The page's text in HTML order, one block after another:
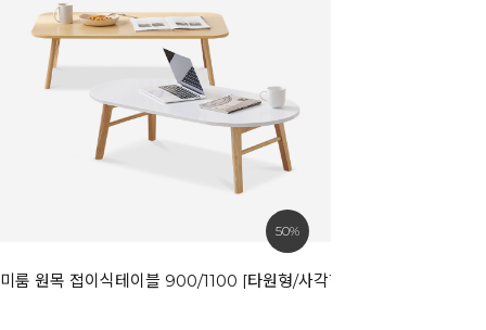
50%
미룸 원목 접이식테이블 900/1100 [타원형/사각형]